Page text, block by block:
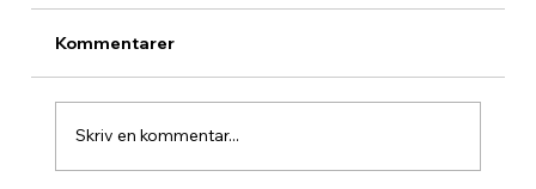
Kommentarer
Skriv en kommentar...